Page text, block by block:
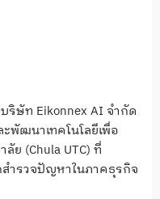
ษัท Eikonnex AI จำกัด
พัฒนาเทคโนโลยีเพื่อ
(Chula UTC) ที่
ำรวจปัญหาในภาคธุรกิจ